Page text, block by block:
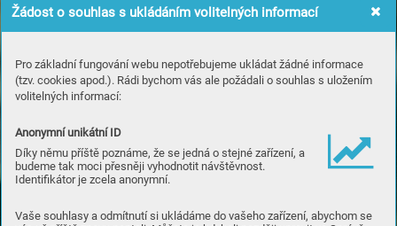
Žádost o souhlas s ukládáním volitelných informací
Pro základní fungování webu nepotřebujeme ukládat žádné informace
(tzv. cookies apod.). Rádi bychom vás ale požádali o souhlas s uložením
volitelných informací:
Anonymní unikátní ID
Díky němu příště poznáme, že se jedná o stejné zařízení, a
budeme tak moci přesněji vyhodnotit návštěvnost.
Identifikátor je zcela anonymní.
Vaše souhlasy a odmítnutí si ukládáme do vašeho zařízení, abychom se
ně
dlouhá
želez
a